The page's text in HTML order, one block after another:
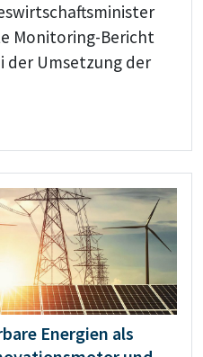
Monitoring-Bericht
Umsetzung der
Energien als